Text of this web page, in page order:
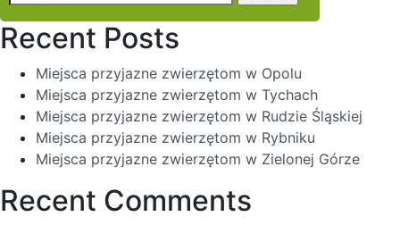
for:
Recent Posts
Miejsca przyjazne zwierzętom w Opolu
Miejsca przyjazne zwierzętom w Tychach
Miejsca przyjazne zwierzętom w Rudzie Śląskiej
Miejsca przyjazne zwierzętom w Rybniku
Miejsca przyjazne zwierzętom w Zielonej Górze
Recent Comments